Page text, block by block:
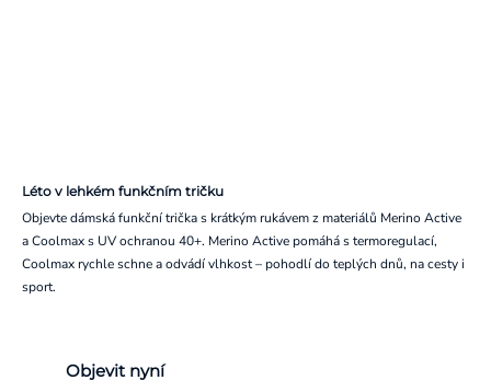
Léto v lehkém funkčním tričku
Objevte dámská funkční trička s krátkým rukávem z materiálů Merino Active
a Coolmax s UV ochranou 40+. Merino Active pomáhá s termoregulací,
Coolmax rychle schne a odvádí vlhkost – pohodlí do teplých dnů, na cesty i
sport.
Objevit nyní